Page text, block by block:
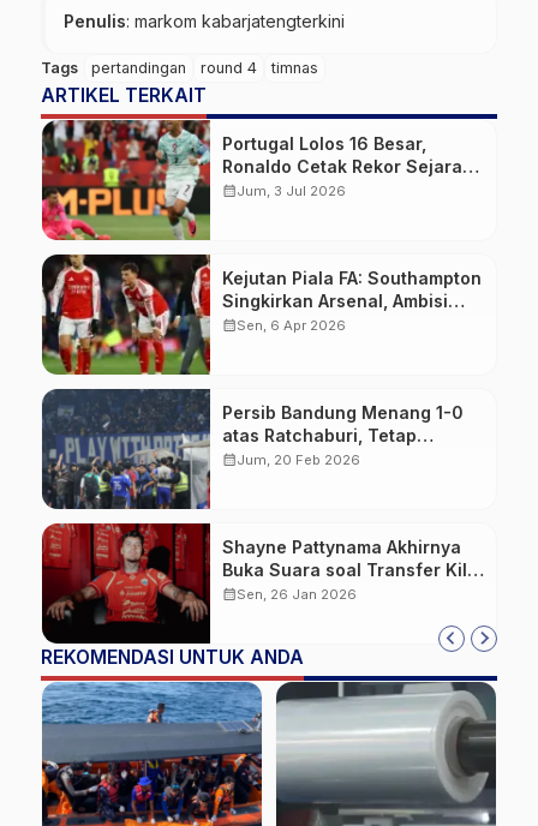
Penulis: markom kabarjatengterkini
Tags pertandingan round 4 timnas
ARTIKEL TERKAIT
Portugal Lolos 16 Besar,
Ronaldo Cetak Rekor Sejarah
Baru
calendar_monthJum, 3 Jul 2026
Kejutan Piala FA: Southampton
Singkirkan Arsenal, Ambisi
Quadruple Skuad Mikel Arteta
calendar_monthSen, 6 Apr 2026
Persib Bandung Menang 1-0
atas Ratchaburi, Tetap
Tersingkir dari ACL 2
calendar_monthJum, 20 Feb 2026
Shayne Pattynama Akhirnya
Buka Suara soal Transfer Kilat
ke Persija Jakarta
calendar_monthSen, 26 Jan 2026
REKOMENDASI UNTUK ANDA